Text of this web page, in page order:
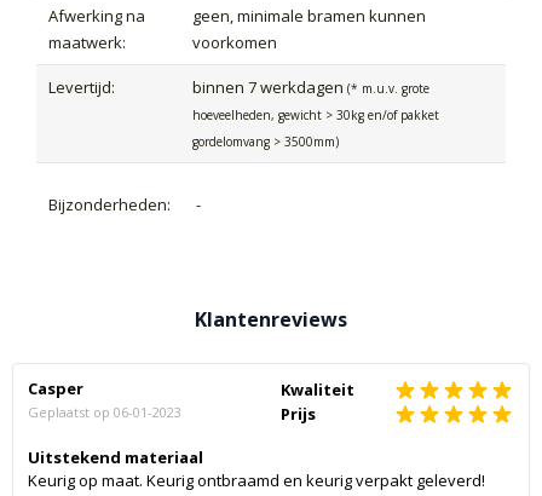
Afwerking na
maatwerk:
geen, minimale bramen kunnen
voorkomen
Levertijd: binnen 7 werkdagen (* m.u.v. grote
hoeveelheden, gewicht > 30kg en/of pakket
gordelomvang > 3500mm)
Bijzonderheden: -
Klantenreviews
Casper
Geplaatst op 06-01-2023
Kwaliteit
Prijs
Uitstekend materiaal
Keurig op maat. Keurig ontbraamd en keurig verpakt geleverd!